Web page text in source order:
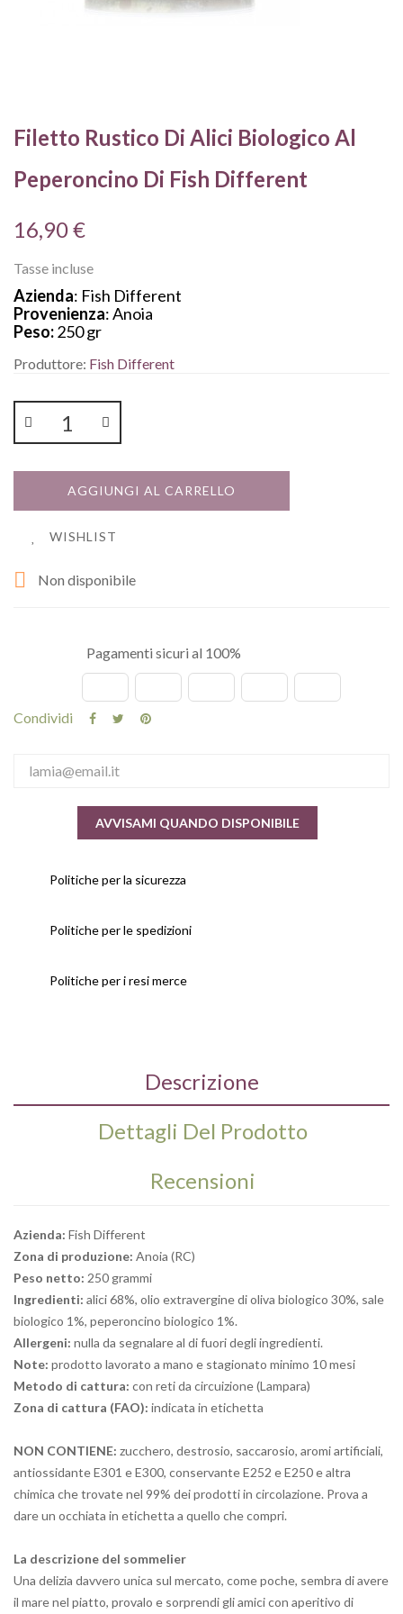
Filetto Rustico Di Alici Biologico Al
Peperoncino Di Fish Different
16,90 €
Tasse incluse
Azienda: Fish Different
Provenienza: Anoia
Peso:250 gr
Produttore: Fish Different
AGGIUNGI AL CARRELLO
WISHLIST
 Non disponibile
Pagamenti sicuri al 100%
Condividi
AVVISAMI QUANDO DISPONIBILE
Politiche per la sicurezza
Politiche per le spedizioni
Politiche per i resi merce
Descrizione
Dettagli Del Prodotto
Recensioni
Azienda: Fish Different
Zona di produzione: Anoia (RC)
Peso netto: 250 grammi
Ingredienti: alici 68%, olio extravergine di oliva biologico 30%, sale
biologico 1%, peperoncino biologico 1%.
Allergeni: nulla da segnalare al di fuori degli ingredienti.
Note: prodotto lavorato a mano e stagionato minimo 10 mesi
Metodo di cattura: con reti da circuizione (Lampara)
Zona di cattura (FAO): indicata in etichetta
NON CONTIENE: zucchero, destrosio, saccarosio, aromi artificiali,
antiossidante E301 e E300, conservante E252 e E250 e altra
chimica che trovate nel 99% dei prodotti in circolazione. Prova a
dare un occhiata in etichetta a quello che compri.
La descrizione del sommelier
Una delizia davvero unica sul mercato, come poche, sembra di avere
il mare nel piatto, provalo e sorprendi gli amici con aperitivo di